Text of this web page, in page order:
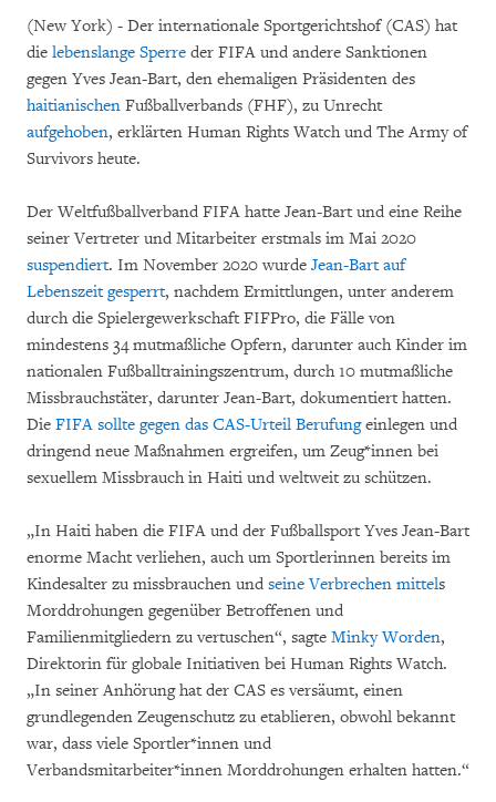
(New York) - Der internationale Sportgerichtshof (CAS) hat
die lebenslange Sperre der FIFA und andere Sanktionen
gegen Yves Jean-Bart, den ehemaligen Präsidenten des
haitianischen Fußballverbands (FHF), zu Unrecht
aufgehoben, erklärten Human Rights Watch und The Army of
Survivors heute.
Der Weltfußballverband FIFA hatte Jean-Bart und eine Reihe
seiner Vertreter und Mitarbeiter erstmals im Mai 2020
suspendiert. Im November 2020 wurde Jean-Bart auf
Lebenszeit gesperrt, nachdem Ermittlungen, unter anderem
durch die Spielergewerkschaft FIFPro, die Fälle von
mindestens 34 mutmaßliche Opfern, darunter auch Kinder im
nationalen Fußballtrainingszentrum, durch 10 mutmaßliche
Missbrauchstäter, darunter Jean-Bart, dokumentiert hatten.
Die FIFA sollte gegen das CAS-Urteil Berufungeinlegen und
dringend neue Maßnahmen ergreifen, um Zeug*innen bei
sexuellem Missbrauch in Haiti und weltweit zu schützen.
„In Haiti haben die FIFA und der Fußballsport Yves Jean-Bart
enorme Macht verliehen, auch um Sportlerinnen bereits im
Kindesalter zu missbrauchen und seine Verbrechen mittels
Morddrohungen gegenüber Betroffenen und
Familienmitgliedern zu vertuschen“, sagte Minky Worden,
Direktorin für globale Initiativen bei Human Rights Watch.
„In seiner Anhörung hat der CAS es versäumt, einen
grundlegenden Zeugenschutz zu etablieren, obwohl bekannt
war, dass viele Sportler*innen und
Verbandsmitarbeiter*innen Morddrohungen erhalten hatten.“